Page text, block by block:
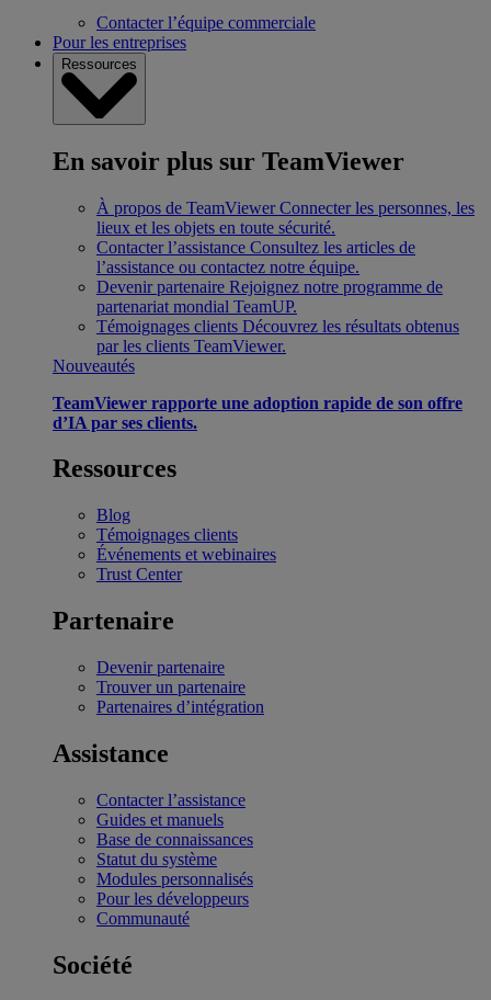
Contacter l’équipe commerciale
Pour les entreprises
Ressources
En savoir plus sur TeamViewer
À propos de TeamViewer Connecter les personnes, les
lieux et les objets en toute sécurité.
Contacter l’assistance Consultez les articles de
l’assistance ou contactez notre équipe.
Devenir partenaire Rejoignez notre programme de
partenariat mondial TeamUP.
Témoignages clients Découvrez les résultats obtenus
par les clients TeamViewer.
Nouveautés
TeamViewer rapporte une adoption rapide de son offre
d’IA par ses clients.
Ressources
Blog
Témoignages clients
Événements et webinaires
Trust Center
Partenaire
Devenir partenaire
Trouver un partenaire
Partenaires d’intégration
Assistance
Contacter l’assistance
Guides et manuels
Base de connaissances
Statut du système
Modules personnalisés
Pour les développeurs
Communauté
Société